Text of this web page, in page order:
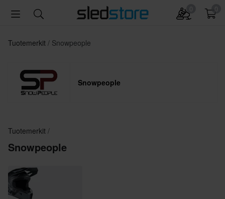
Tuotemerkit Snowpeople
Snowpeople
Tuotemerkit
Snowpeople